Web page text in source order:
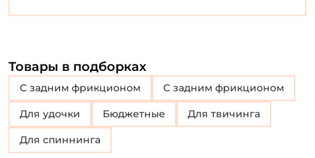
Товары в подборках
с задним фрикционом с задним фрикционом
Для удочки Бюджетные для твичинга
Для спиннинга